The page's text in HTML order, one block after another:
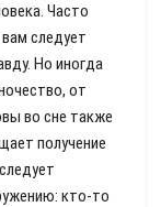
Часто
следует
Но иногда
от
во сне также
получение
кто-то